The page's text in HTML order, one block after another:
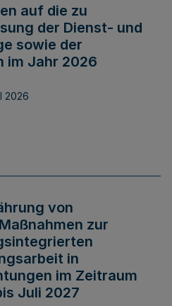
auf die zu
der Dienst- und
sowie der
im Jahr 2026
2026
von
zur
in
im Zeitraum
Juli 2027